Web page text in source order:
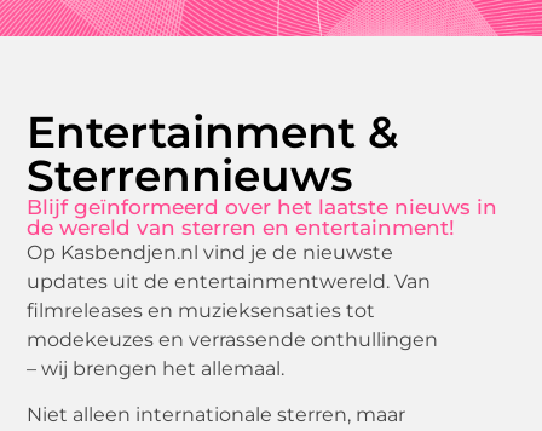
Entertainment &
Sterrennieuws
Blijf geïnformeerd over het laatste nieuws in
de wereld van sterren en entertainment!
Op Kasbendjen.nl vind je de nieuwste
updates uit de entertainmentwereld. Van
filmreleases en muzieksensaties tot
modekeuzes en verrassende onthullingen
– wij brengen het allemaal.
Niet alleen internationale sterren, maar